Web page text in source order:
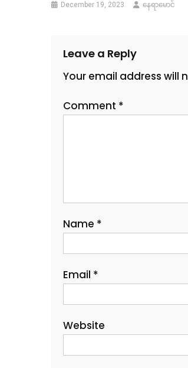
December 19, 2023 နေရာမောင်
Leave a Reply
Your email address will
Comment *
Name *
Email *
Website